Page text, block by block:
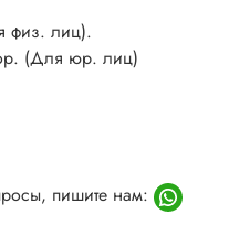
физ. лиц).
(Для юр. лиц)
пишите нам: